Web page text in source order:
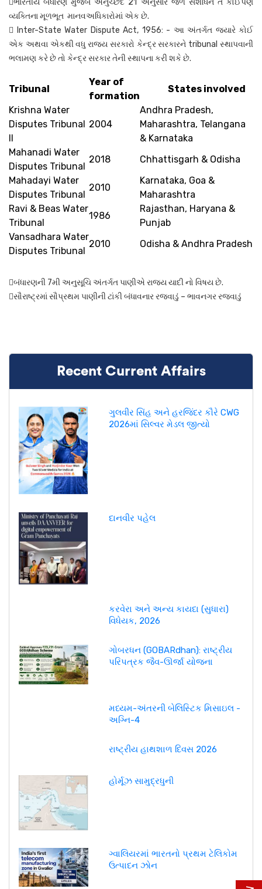
ભારતીય બંધારણ મુજબ અનુચ્છેદ 21 અનુસાર જળ સંશાધન તે કોઈપણ
વ્યક્તિના મૂળભૂત માનવઅધિકારોમાં એક છે.
 Inter-State Water Dispute Act, 1956: - આ અંતર્ગત જ્યારે કોઈ
એક અથવા એકથી વધુ રાજ્ય સરકારો કેન્દ્ર સરકારને tribunal સ્થાપવાની
ભલામણ કરે છે તો કેન્દ્ર સરકાર તેની સ્થાપના કરી શકે છે.
Tribunal
Year of
formation
States involved
Krishna Water
Disputes Tribunal
II
2004
Andhra Pradesh,
Maharashtra, Telangana
& Karnataka
Mahanadi Water
Disputes Tribunal
2018
Chhattisgarh & Odisha
Mahadayi Water
Disputes Tribunal
2010
Karnataka, Goa &
Maharashtra
Ravi & Beas Water
Tribunal
1986
Rajasthan, Haryana &
Punjab
Vansadhara Water
Disputes Tribunal
2010 Odisha & Andhra Pradesh
બંધારણની 7મી અનુસૂચિ અંતર્ગત પાણીએ રાજ્ય યાદી નો વિષય છે.
સૌરાષ્ટ્રમાં સૌપ્રથમ પાણીની ટાંકી બંધાવનાર રજવાડું – ભાવનગર રજવાડું
Recent Current Affairs
ગુલવીર સિંહ અને હરજિંદર કૌરે CWG
2026માં સિલ્વર મેડલ જીત્યો
દાનવીર પહેલ
કરવેરા અને અન્ય કાયદા (સુધારા)
વિધેયક, 2026
ગોબરધન (GOBARdhan): રાષ્ટ્રીય
પરિપત્રક જૈવ-ઊર્જા યોજના
મધ્યમ-અંતરની બેલિસ્ટિક મિસાઇલ -
અગ્નિ-4
રાષ્ટ્રીય હાથશાળ દિવસ 2026
હોર્મૂઝ સામુદ્રધુની
ગ્વાલિયરમાં ભારતનો પ્રથમ ટેલિકોમ
ઉત્પાદન ઝોન